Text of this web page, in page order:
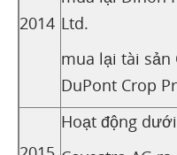
2014 Ltd.
mua lại tài sản
DuPont Crop
Hoạt động